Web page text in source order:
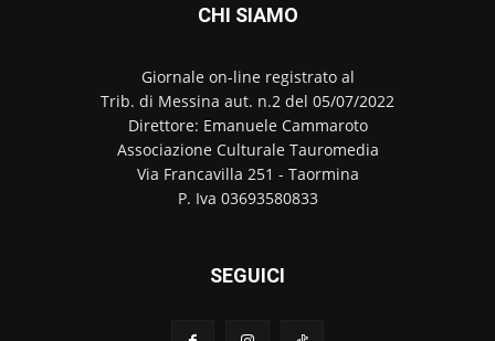
CHI SIAMO
Giornale on-line registrato al
Trib. di Messina aut. n.2 del 05/07/2022
Direttore: Emanuele Cammaroto
Associazione Culturale Tauromedia
Via Francavilla 251 - Taormina
P. Iva 03693580833
SEGUICI